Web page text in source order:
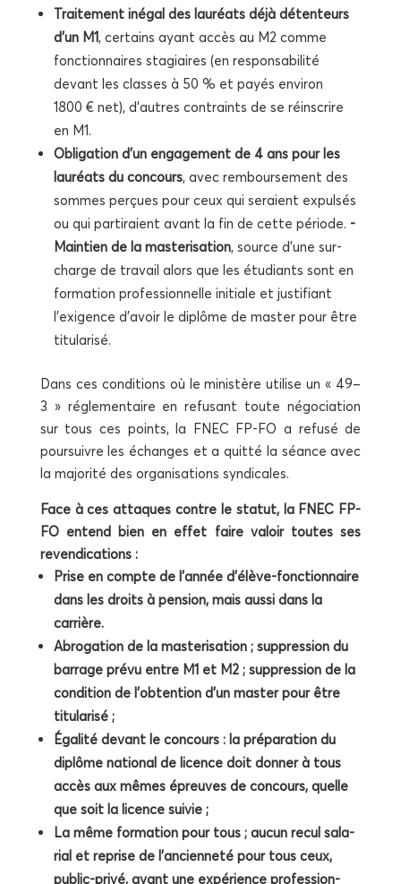
Trai­te­ment inégal des lau­réats déjà déten­teurs
d’un M1, cer­tains ayant accès au M2 comme
fonc­tion­naires sta­giaires (en res­pon­sa­bi­li­té
devant les classes à 50 % et payés envi­ron
1800 € net), d’autres contraints de se réins­crire
en M1.
Obli­ga­tion d’un enga­ge­ment de 4 ans pour les
lau­réats du concours, avec rem­bour­se­ment des
sommes per­çues pour ceux qui seraient expul­sés
ou qui par­ti­raient avant la fin de cette période. -
Main­tien de la mas­te­ri­sa­tion, source d’une sur­
charge de tra­vail alors que les étu­diants sont en
for­ma­tion pro­fes­sion­nelle ini­tiale et jus­ti­fiant
l’exigence d’avoir le diplôme de mas­ter pour être
titularisé.
Dans ces condi­tions où le minis­tère uti­lise un « 49–
3 » régle­men­taire en refu­sant toute négo­cia­tion
sur tous ces points, la FNEC FP-FO a refu­sé de
pour­suivre les échanges et a quit­té la séance avec
la majo­ri­té des orga­ni­sa­tions syndicales.
Face à ces attaques contre le sta­tut, la FNEC FP-
FO entend bien en effet faire valoir toutes ses
revendications :
Prise en compte de l’année d’élève-fonctionnaire
dans les droits à pen­sion, mais aus­si dans la
carrière.
Abro­ga­tion de la mas­te­ri­sa­tion ; sup­pres­sion du
bar­rage pré­vu entre M1 et M2 ; sup­pres­sion de la
condi­tion de l’obtention d’un mas­ter pour être
titularisé ;
Éga­li­té devant le concours : la pré­pa­ra­tion du
diplôme natio­nal de licence doit don­ner à tous
accès aux mêmes épreuves de concours, quelle
que soit la licence suivie ;
La même for­ma­tion pour tous ; aucun recul sala­
rial et reprise de l’ancienneté pour tous ceux,
public-pri­vé, ayant une expé­rience pro­fes­sion­